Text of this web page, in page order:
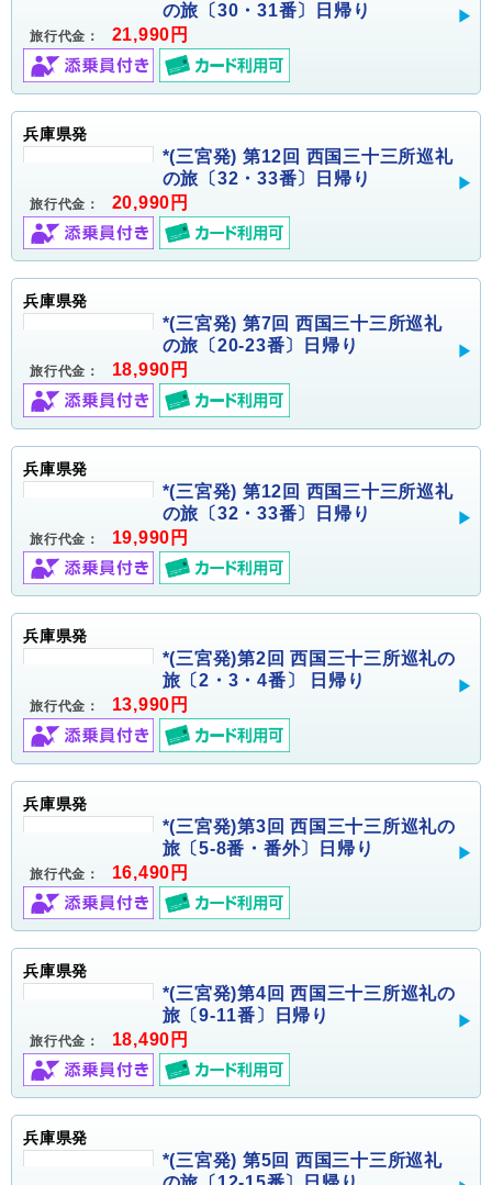
の旅〔30・31番〕日帰り
旅行代金： 21,990円
兵庫県発
*(三宮発) 第12回 西国三十三所巡礼
の旅〔32・33番〕日帰り
旅行代金： 20,990円
兵庫県発
*(三宮発) 第7回 西国三十三所巡礼
の旅〔20-23番〕日帰り
旅行代金： 18,990円
兵庫県発
*(三宮発) 第12回 西国三十三所巡礼
の旅〔32・33番〕日帰り
旅行代金： 19,990円
兵庫県発
*(三宮発)第2回 西国三十三所巡礼の
旅〔2・3・4番〕 日帰り
旅行代金： 13,990円
兵庫県発
*(三宮発)第3回 西国三十三所巡礼の
旅〔5-8番・番外〕日帰り
旅行代金： 16,490円
兵庫県発
*(三宮発)第4回 西国三十三所巡礼の
旅〔9-11番〕日帰り
旅行代金： 18,490円
兵庫県発
*(三宮発) 第5回 西国三十三所巡礼